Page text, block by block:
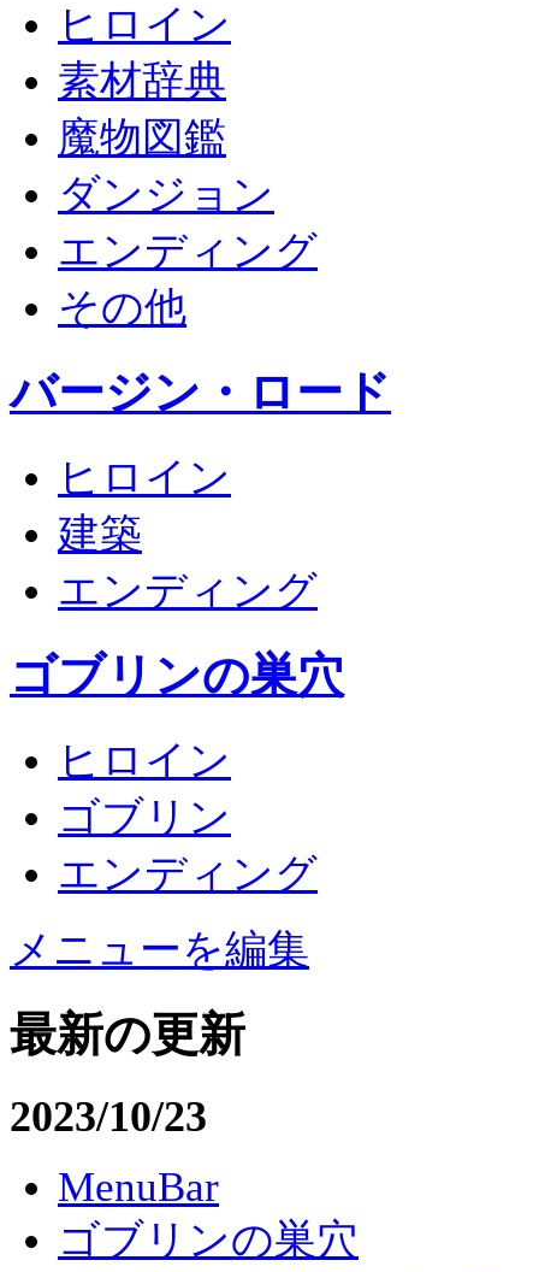
ヒロイン
素材辞典
魔物図鑑
ダンジョン
エンディング
その他
バージン・ロード
ヒロイン
建築
エンディング
ゴブリンの巣穴
ヒロイン
ゴブリン
エンディング
メニューを編集
最新の更新
2023/10/23
MenuBar
ゴブリンの巣穴